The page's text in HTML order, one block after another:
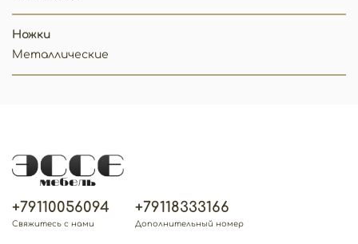
Ножки
Металлические
+79110056094
Свяжитесь с нами
+79118333166
Дополнительный номер